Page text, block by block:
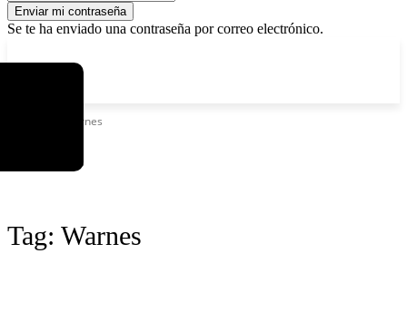
Se te ha enviado una contraseña por correo electrónico.
Warnes
Tag: Warnes